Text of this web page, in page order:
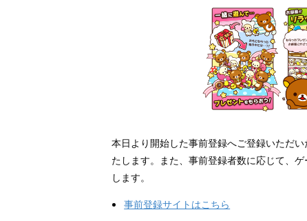
本日より開始した事前登録へご登録いただ
たします。また、事前登録者数に応じて、
します。
事前登録サイトはこちら